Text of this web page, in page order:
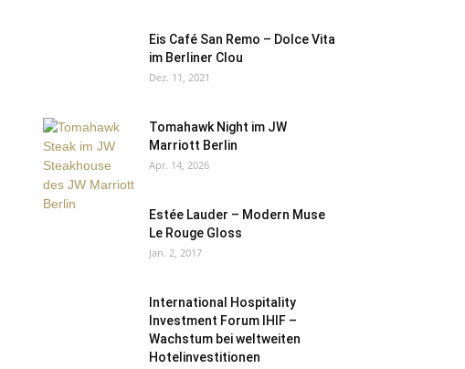
Eis Café San Remo – Dolce Vita
im Berliner Clou
Dez. 11, 2021
Tomahawk Night im JW
Marriott Berlin
Apr. 14, 2026
Estée Lauder – Modern Muse
Le Rouge Gloss
Jan. 2, 2017
International Hospitality
Investment Forum IHIF –
Wachstum bei weltweiten
Hotelinvestitionen